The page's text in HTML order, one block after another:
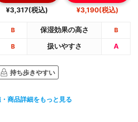
¥3,317(税込) ¥3,190(税込)
B 保湿効果の高さ B
B 扱いやすさ A
持ち歩きやすい
商品詳細をもっと見る